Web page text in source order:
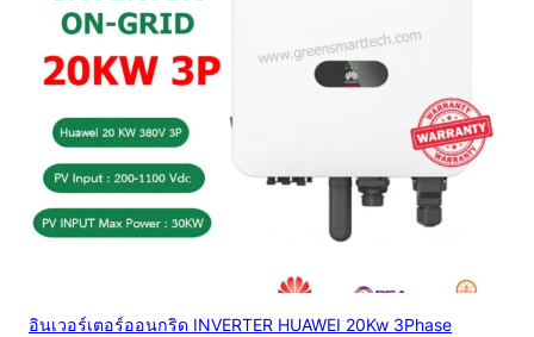
อินเวอร์เตอร์ออนกริด INVERTER HUAWEI 20Kw 3Phase